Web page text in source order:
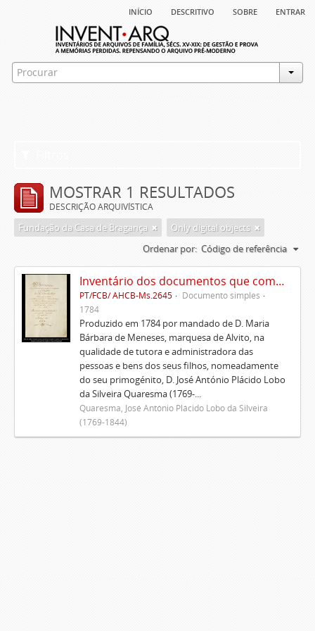
início descritivo sobre entrar
MOSTRAR 1 RESULTADOS
DESCRIÇÃO ARQUIVÍSTICA
Fundação da Casa de Bragança
Only digital objects
Ordenar por: Código de referência
Inventário dos documentos que compõem o cartório da Casa de Alvito
PT/FCB/ AHCB-Ms.2645
Documento simples
1784
Produzido em 1784 por mandado de D. Maria
Bárbara de Meneses, marquesa de Alvito, na
qualidade de tutora e administradora das
pessoas e bens dos seus filhos, nomeadamente
do seu primogénito, D. José António Plácido Lobo
da Silveira Quaresma (1769-...
Quaresma, José António Plácido Lobo da Silveira
(1769-1844)